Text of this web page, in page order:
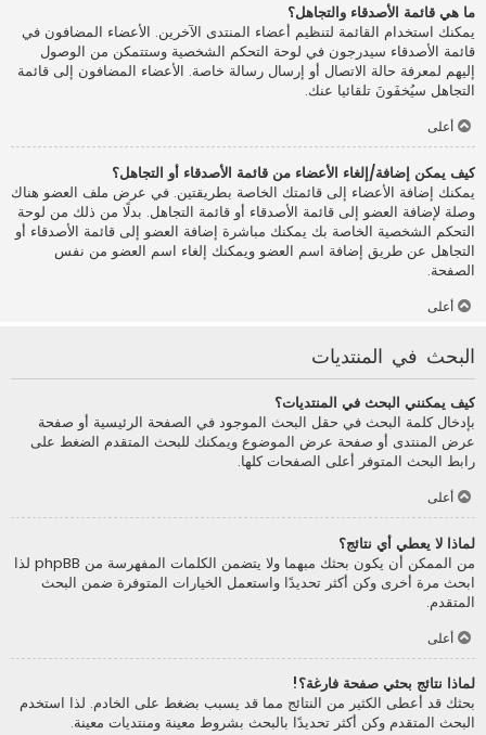
ما هي قائمة الأصدقاء والتجاهل؟
يمكنك استخدام القائمة لتنظيم أعضاء المنتدى الآخرين. الأعضاء المضافون في
قائمة الأصدقاء سيدرجون في لوحة التحكم الشخصية وستتمكن من الوصول
إليهم لمعرفة حالة الاتصال أو إرسال رسالة خاصة. الأعضاء المضافون إلى قائمة
التجاهل سيُخفَونَ تلقائيا عنك.
أعلى
كيف يمكن إضافة/إلغاء الأعضاء من قائمة الأصدقاء أو التجاهل؟
يمكنك إضافة الأعضاء إلى قائمتك الخاصة بطريقتين. في عرض ملف العضو هناك
وصلة لإضافة العضو إلى قائمة الأصدقاء أو قائمة التجاهل. بدلًا من ذلك من لوحة
التحكم الشخصية الخاصة بك يمكنك مباشرة إضافة العضو إلى قائمة الأصدقاء أو
التجاهل عن طريق إضافة اسم العضو ويمكنك إلغاء اسم العضو من نفس
الصفحة.
أعلى
البحث في المنتديات
كيف يمكنني البحث في المنتديات؟
بإدخال كلمة البحث في حقل البحث الموجود في الصفحة الرئيسية أو صفحة
عرض المنتدى أو صفحة عرض الموضوع ويمكنك للبحث المتقدم الضغط على
رابط البحث المتوفر أعلى الصفحات كلها.
أعلى
لماذا لا يعطي أي نتائج؟
من الممكن أن يكون بحثك مبهما ولا يتضمن الكلمات المفهرسة من phpBB لذا
ابحث مرة أخرى وكن أكثر تحديدًا واستعمل الخيارات المتوفرة ضمن البحث
المتقدم.
أعلى
لماذا نتائج بحثي صفحة فارغة؟!
بحثك قد أعطى الكثير من النتائج مما قد يسبب بضغط على الخادم. لذا استخدم
البحث المتقدم وكن أكثر تحديدًا بالبحث بشروط معينة ومنتديات معينة.